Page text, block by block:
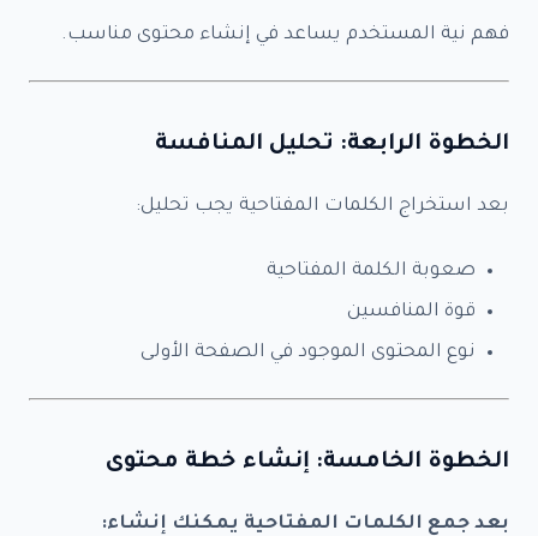
فهم نية المستخدم يساعد في إنشاء محتوى مناسب.
الخطوة الرابعة: تحليل المنافسة
بعد استخراج الكلمات المفتاحية يجب تحليل:
صعوبة الكلمة المفتاحية
قوة المنافسين
نوع المحتوى الموجود في الصفحة الأولى
الخطوة الخامسة: إنشاء خطة محتوى
بعد جمع الكلمات المفتاحية يمكنك إنشاء:
خدمة SEO - دفعة 1 - $99.90
خدمة SEO - دفعة 4 - $299.90
الإمبراطور – Authority SEO - $999.90
نيرد السيطرة – Domination -
سريعة – SEO Express -$49.90
النشاط الجغرافي -$79.90
ASO للتطبيقات - $149.90
Google Merchant SEO -$99.90